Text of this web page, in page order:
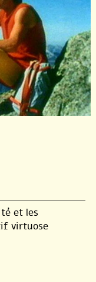
et les
virtuose